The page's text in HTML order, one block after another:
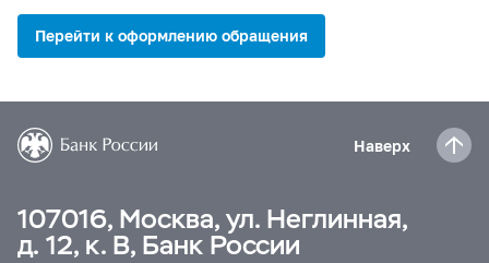
Перейти к оформлению обращения
Наверх
107016, Москва, ул. Неглинная,
д. 12, к. В, Банк России